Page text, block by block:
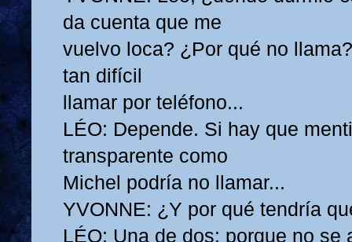
da cuenta que me
vuelvo loca? ¿Por qué no
tan difícil
llamar por teléfono...
LÉO: Depende. Si hay que
transparente como
Michel podría no llamar...
YVONNE: ¿Y por qué tendría
LÉO: Una de dos: porque no se